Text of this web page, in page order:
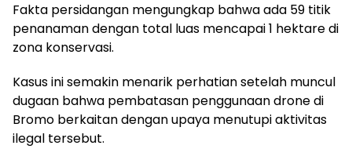
Fakta persidangan mengungkap bahwa ada 59 titik
penanaman dengan total luas mencapai 1 hektare di
zona konservasi.
Kasus ini semakin menarik perhatian setelah muncul
dugaan bahwa pembatasan penggunaan drone di
Bromo berkaitan dengan upaya menutupi aktivitas
ilegal tersebut.